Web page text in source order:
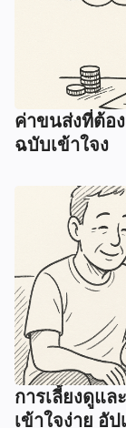
ค่าขนส่งที่ต้อ
ฉบับเข้าใจง
การเลี้ยงดูแ
เข้าใจง่าย อัป